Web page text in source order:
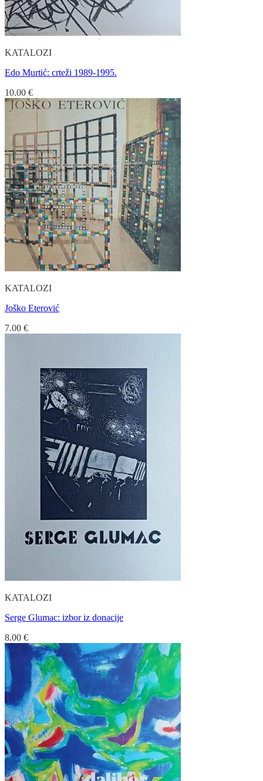
KATALOZI
Edo Murtić: crteži 1989-1995.
10.00 €
KATALOZI
Joško Eterović
7.00 €
KATALOZI
Serge Glumac: izbor iz donacije
8.00 €